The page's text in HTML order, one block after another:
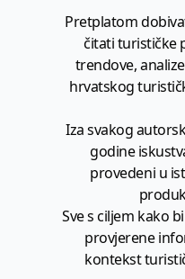
Pretplatom
čitati turističke
trendove,
hrvatskog
Iza svakog
godine
provedeni u
Sve s ciljem kako
provjerene
kontekst